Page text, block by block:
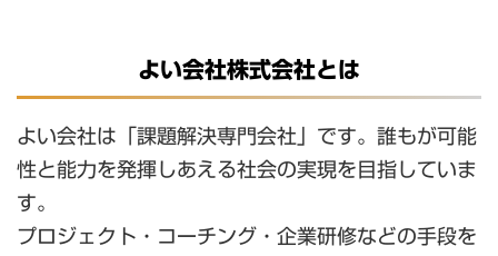
よい会社株式会社とは
よい会社は「課題解決専門会社」です。誰もが可能
性と能力を発揮しあえる社会の実現を目指していま
す。
プロジェクト・コーチング・企業研修などの手段を